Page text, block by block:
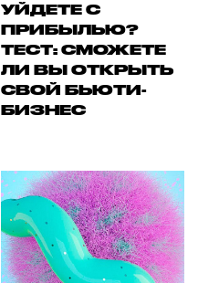
УЙДЕТЕ С
ПРИБЫЛЬЮ?
ТЕСТ: СМОЖЕТЕ
ЛИ ВЫ ОТКРЫТЬ
СВОЙ БЬЮТИ-
БИЗНЕС